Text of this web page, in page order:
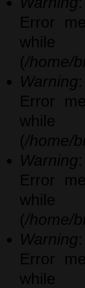
Error
(/home/
Warning
Error
(/home/
Warning
Error
(/home/
Warning
Error